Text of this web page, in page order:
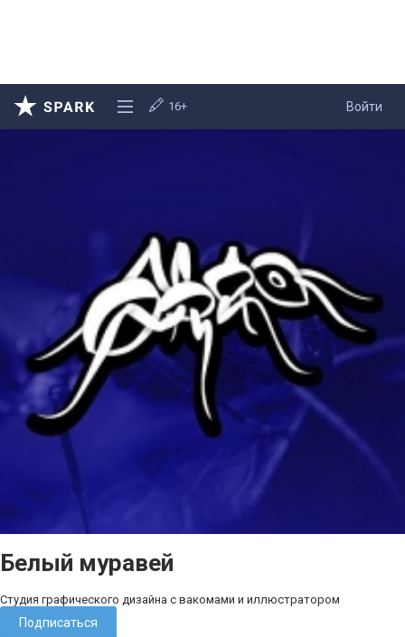
Войти
16+
Белый муравей
Студия графического дизайна с вакомами и иллюстратором
Подписаться